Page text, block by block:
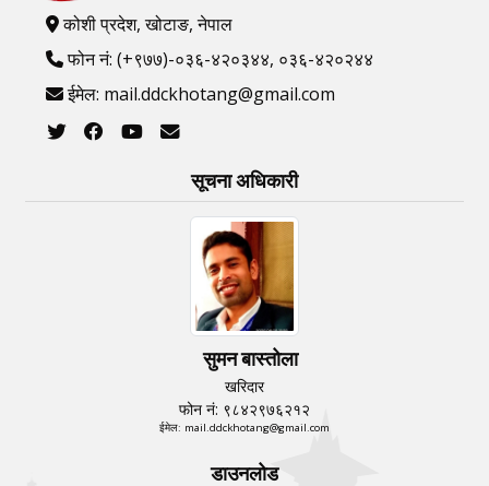
कोशी प्रदेश, खोटाङ, नेपाल
फोन नं: (+९७७)-०३६-४२०३४४, ०३६-४२०२४४
ईमेल: mail.ddckhotang@gmail.com
सूचना अधिकारी
सुमन बास्तोला
खरिदार
फोन नं: ९८४२९७६२१२
ईमेल: mail.ddckhotang@gmail.com
डाउनलोड